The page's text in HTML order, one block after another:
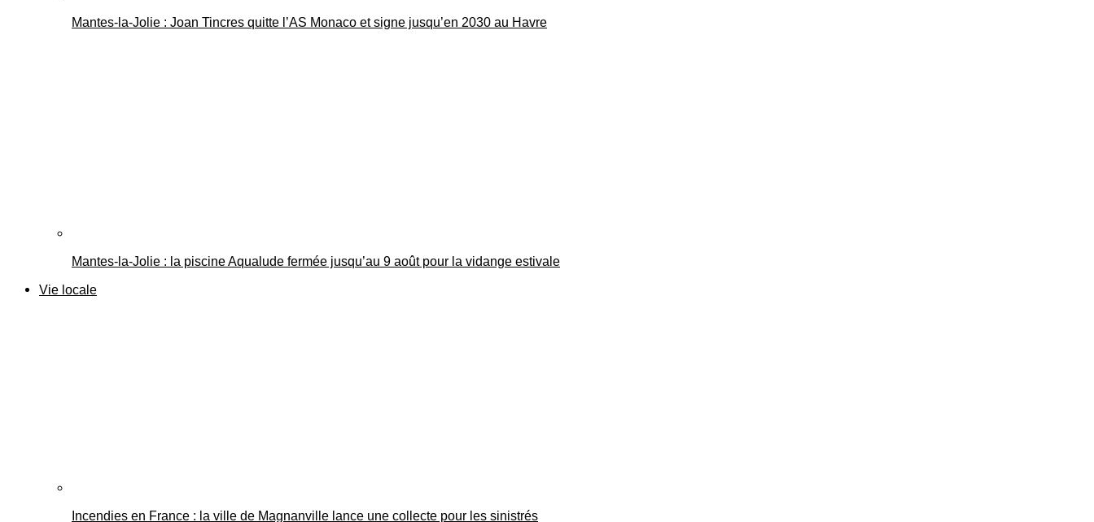
Mantes-la-Jolie : Joan Tincres quitte l’AS Monaco et signe jusqu’en 2030 au Havre
Mantes-la-Jolie : la piscine Aqualude fermée jusqu’au 9 août pour la vidange estivale
Vie locale
Incendies en France : la ville de Magnanville lance une collecte pour les sinistrés